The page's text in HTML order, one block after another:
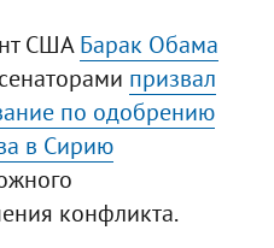
СШАБарак Обама
призвал
по одобрению
в Сирию
конфликта.